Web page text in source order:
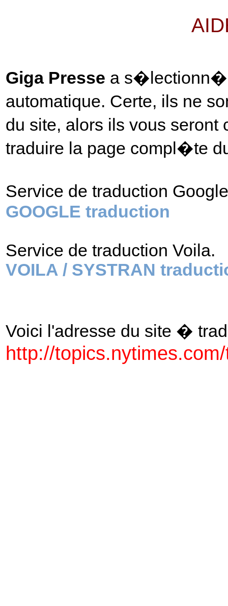
Giga Presse a s�lectionn�
automatique. Certe, ils ne
du site, alors ils vous
traduire la page compl�te
Service de traduction
GOOGLE traduction
Service de traduction Voila.
VOILA / SYSTRAN
Voici l'adresse du site �
http://